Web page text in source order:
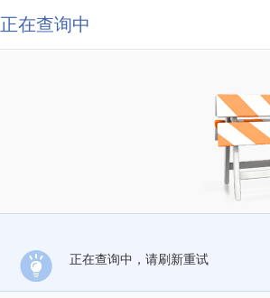
正在查询中
正在查询中，请刷新重试